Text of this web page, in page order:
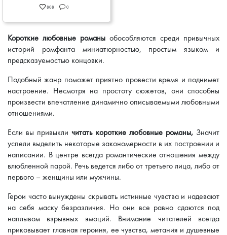
808 0
Короткие любовные романы обособляются среди привычных
историй ромфанта миниатюрностью, простым языком и
предсказуемостью концовки.
Подобный жанр поможет приятно провести время и поднимет
настроение. Несмотря на простоту сюжетов, они способны
произвести впечатление динамично описываемыми любовными
отношениями.
Если вы привыкличитать короткие любовные романы,Значит
успели выделить некоторые закономерности в их построении и
написании. В центре всегда романтические отношения между
влюбленной парой. Речь ведется либо от третьего лица, либо от
первого – женщины или мужчины.
Герои часто вынуждены скрывать истинные чувства и надевают
на себя маску безразличия. Но они все равно сдаются под
наплывом взрывных эмоций. Внимание читателей всегда
приковывает главная героиня, ее чувства, метания и душевные